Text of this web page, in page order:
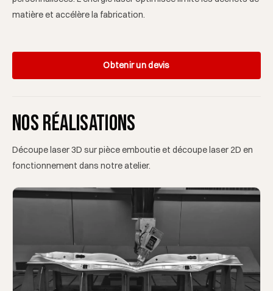
matière et accélère la fabrication.
Obtenir un devis
Nos réalisations
Découpe laser 3D sur pièce emboutie et découpe laser 2D en
fonctionnement dans notre atelier.